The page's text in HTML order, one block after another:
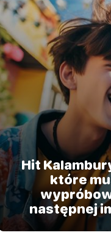
Hit
które
następnej